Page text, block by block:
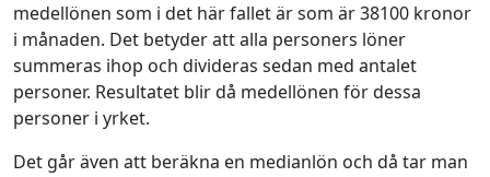
medellönen som i det här fallet är som är 38100 kronor
i månaden. Det betyder att alla personers löner
summeras ihop och divideras sedan med antalet
personer. Resultatet blir då medellönen för dessa
personer i yrket.
Det går även att beräkna en medianlön och då tar man